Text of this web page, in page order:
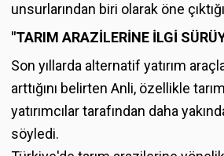
unsurlarından biri olarak öne
"TARIM ARAZİLERİNE İLGİ SÜRÜ
Son yıllarda alternatif yatırım
arttığını belirten Anli, özellikle
yatırımcılar tarafından daha
söyledi.